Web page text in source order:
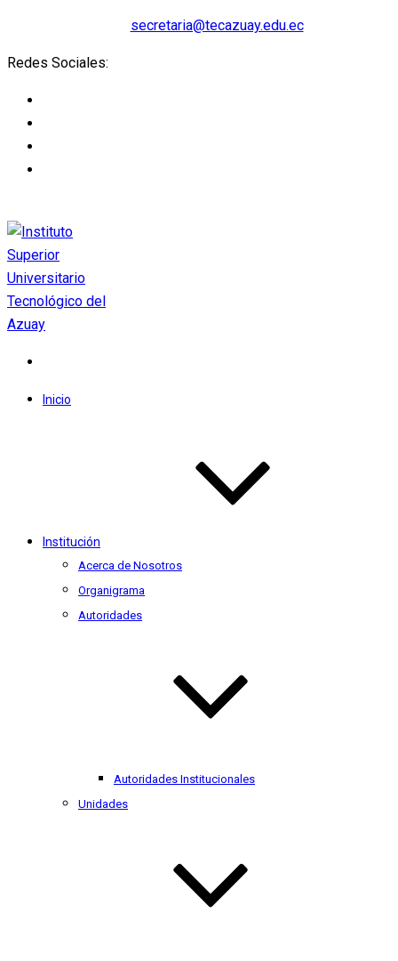
secretaria@tecazuay.edu.ec
Redes Sociales:
Inicio
Institución
Acerca de Nosotros
Organigrama
Autoridades
Autoridades Institucionales
Unidades